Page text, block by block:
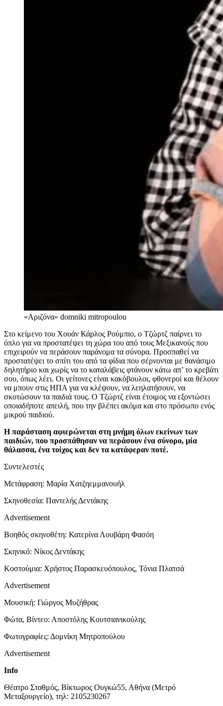
«Αριζόνα» domniki mitropoulou
Στο κείμενο του Χουάν Κάρλος Ρούμπιο, ο Τζώρτζ παίρνει το
όπλο για να προστατέψει τη χώρα του από τους Μεξικανούς που
επιχειρούν να περάσουν παράνομα τα σύνορα. Προσπαθεί να
προστατέψει το σπίτι του από τα φίδια που σέρνονται με θανάσιμο
δηλητήριο και χωρίς να το καταλάβεις φτάνουν κάτω απ’ το κρεβάτι
σου, όπως λέει. Οι γείτονες είναι κακόβουλοι, φθονεροί και θέλουν
να μπουν στις ΗΠΑ για να κλέψουν, να λεηλατήσουν, να
σκοτώσουν τα παιδιά τους. Ο Τζώρτζ είναι έτοιμος να εξοντώσει
οποιαδήποτε απειλή, που την βλέπει ακόμα και στο πρόσωπο ενός
μικρού παιδιού.
Η παράσταση αφιερώνεται στη μνήμη όλων εκείνων των
παιδιών, που προσπάθησαν να περάσουν ένα σύνορο, μία
θάλασσα, ένα τοίχος και δεν τα κατάφεραν ποτέ.
Συντελεστές
Μετάφραση: Μαρία Χατζηεμμανουήλ
Σκηνοθεσία: Παντελής Δεντάκης
Advertisement
Βοηθός σκηνοθέτη: Κατερίνα Λουβάρη Φασόη
Σκηνικό: Νίκος Δεντάκης
Κοστούμια: Χρήστος Παρασκευόπουλος, Τόνια Πλατσά
Advertisement
Μουσική: Γιώργος Μυζήθρας
Φώτα, Βίντεο: Αποστόλης Κουτσιανικούλης
Φωτογραφίες: Δομνίκη Μητροπούλου
Advertisement
Info
Θέατρο Σταθμός, Βίκτωρος Ουγκώ55, Αθήνα (Μετρό
Μεταξουργείο), τηλ: 2105230267